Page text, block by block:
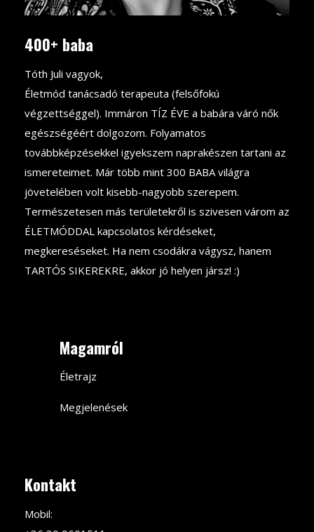
400+ baba
Tóth Juli vagyok,
Életmód tanácsadó terapeuta (felsőfokú
végzettséggel). Immáron TÍZ ÉVE a babára váró nők
egészségéért dolgozom. Folyamatos
továbbképzésekkel igyekszem naprakészen tartani az
ismereteimet. Már több mint 300 BABA világra
jövetelében volt kisebb-nagyobb szerepem.
Természetesen más területekről is szivesen várom az
ÉLETMÓDDAL kapcsolatos kérdéseket,
megkereséseket. Ha nem csodákra vágysz, hanem
TARTÓS SIKEREKRE, akkor jó helyen jársz! :)
Magamról
Életrajz
Megjelenések
Kontakt
Mobil: